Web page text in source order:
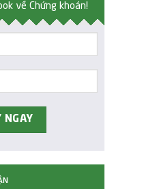
về Chứng khoán!